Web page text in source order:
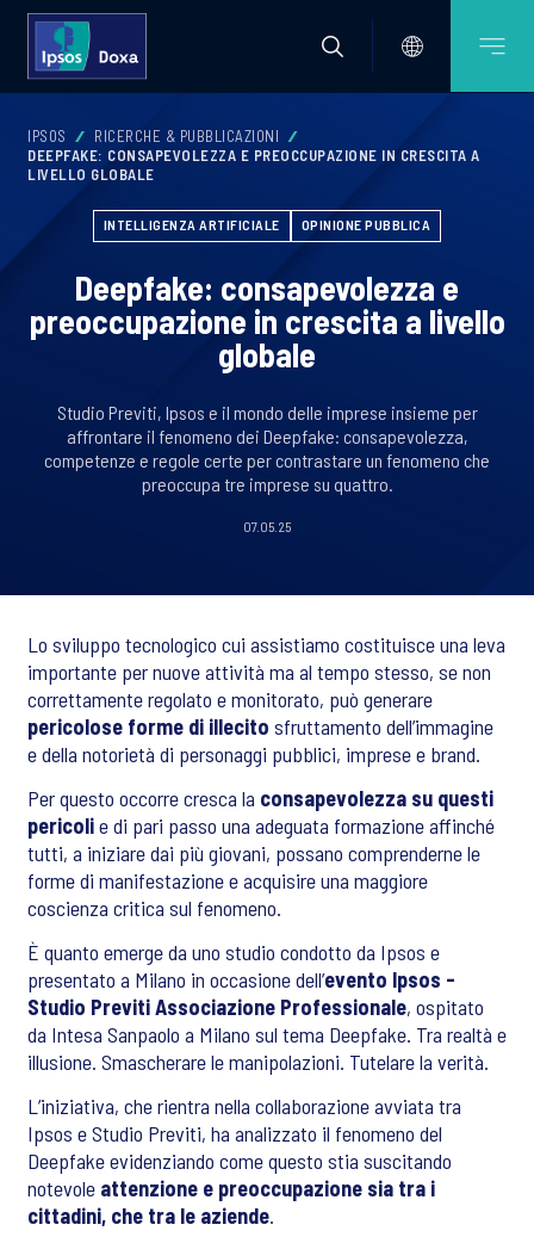
IPSOS
RICERCHE & PUBBLICAZIONI
DEEPFAKE: CONSAPEVOLEZZA E PREOCCUPAZIONE IN CRESCITA A
LIVELLO GLOBALE
INTELLIGENZA ARTIFICIALE OPINIONE PUBBLICA
Deepfake: consapevolezza e
preoccupazione in crescita a livello
globale
Studio Previti, Ipsos e il mondo delle imprese insieme per
affrontare il fenomeno dei Deepfake: consapevolezza,
competenze e regole certe per contrastare un fenomeno che
preoccupa tre imprese su quattro.
07.05.25
Lo sviluppo tecnologico cui assistiamo costituisce una leva
importante per nuove attività ma al tempo stesso, se non
correttamente regolato e monitorato, può generare
pericolose forme di illecito sfruttamento dell’immagine
e della notorietà di personaggi pubblici, imprese e brand.
Per questo occorre cresca la consapevolezza su questi
pericolie di pari passo una adeguata formazione affinché
tutti, a iniziare dai più giovani, possano comprenderne le
forme di manifestazione e acquisire una maggiore
coscienza critica sul fenomeno.
È quanto emerge da uno studio condotto da Ipsos e
presentato a Milano in occasione dell’evento Ipsos -
Studio Previti Associazione Professionale, ospitato
da Intesa Sanpaolo a Milano sul tema Deepfake. Tra realtà e
illusione. Smascherare le manipolazioni. Tutelare la verità.
L’iniziativa, che rientra nella collaborazione avviata tra
Ipsos e Studio Previti, ha analizzato il fenomeno del
Deepfake evidenziando come questo stia suscitando
notevole attenzione e preoccupazione sia tra i
cittadini, che tra le aziende.